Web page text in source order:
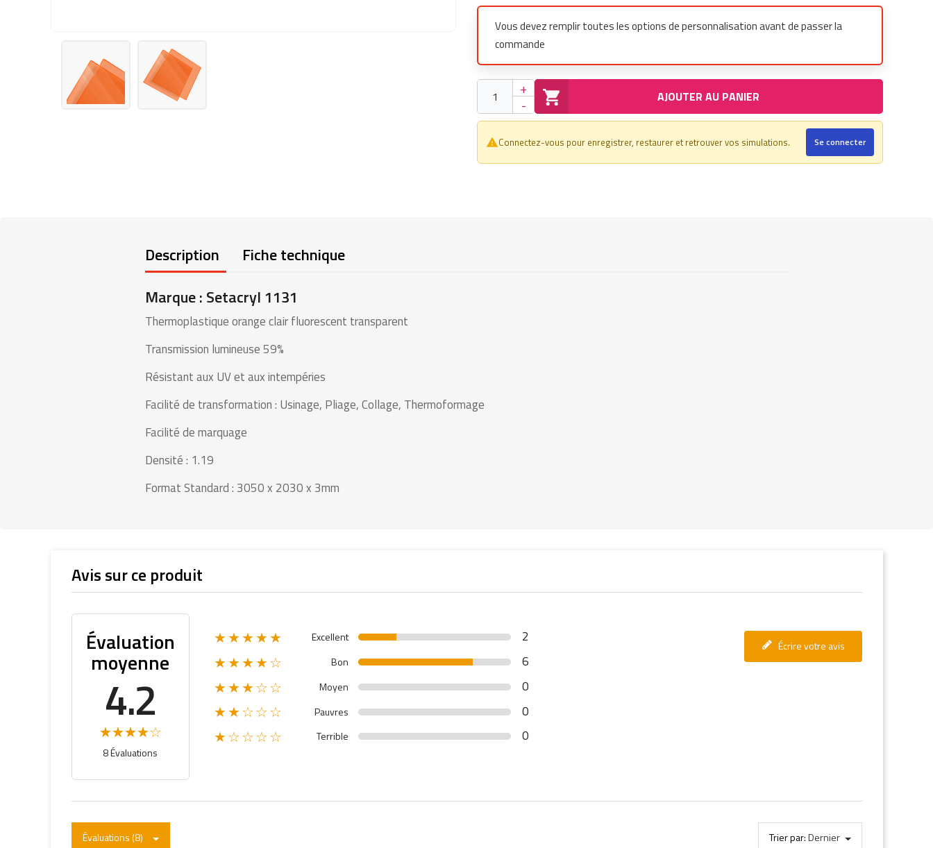
Vous devez remplir toutes les options de personnalisation avant de passer la
commande
+
-
AJOUTER AU PANIER
warning_amber
Connectez-vous pour enregistrer, restaurer et retrouver vos simulations. Se connecter
Description
Fiche technique
Marque : Setacryl 1131
Thermoplastique orange clair fluorescent transparent
Transmission lumineuse 59%
Résistant aux UV et aux intempéries
Facilité de transformation : Usinage, Pliage, Collage, Thermoformage
Facilité de marquage
Densité : 1.19
Format Standard : 3050 x 2030 x 3mm
Avis sur ce produit
Évaluation
moyenne
4.2
8 Évaluations
★★★★★ Excellent 2
★★★★☆ Bon 6
★★★☆☆ Moyen 0
★★☆☆☆ Pauvres 0
★☆☆☆☆ Terrible 0
Écrire votre avis
Évaluations (8) Trier par:Dernier